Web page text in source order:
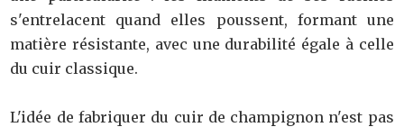
s'entrelacent quand elles poussent, formant une
matière résistante, avec une durabilité égale à celle
du cuir classique.
L'idée de fabriquer du cuir de champignon n'est pas